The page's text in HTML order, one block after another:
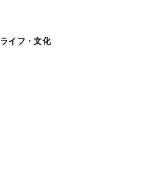
ライフ・文化